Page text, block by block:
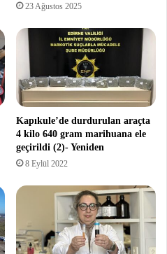
23 Ağustos 2025
Kapıkule’de durdurulan araçta
4 kilo 640 gram marihuana ele
geçirildi (2)- Yeniden
8 Eylül 2022